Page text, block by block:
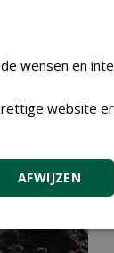
wensen en
website
AFWIJZEN